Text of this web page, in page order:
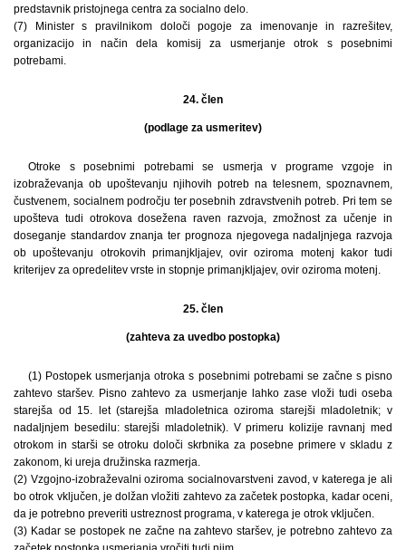
predstavnik pristojnega centra za socialno delo.
(7) Minister s pravilnikom določi pogoje za imenovanje in razrešitev,
organizacijo in način dela komisij za usmerjanje otrok s posebnimi
potrebami.
24. člen
(podlage za usmeritev)
Otroke s posebnimi potrebami se usmerja v programe vzgoje in
izobraževanja ob upoštevanju njihovih potreb na telesnem, spoznavnem,
čustvenem, socialnem področju ter posebnih zdravstvenih potreb. Pri tem se
upošteva tudi otrokova dosežena raven razvoja, zmožnost za učenje in
doseganje standardov znanja ter prognoza njegovega nadaljnjega razvoja
ob upoštevanju otrokovih primanjkljajev, ovir oziroma motenj kakor tudi
kriterijev za opredelitev vrste in stopnje primanjkljajev, ovir oziroma motenj.
25. člen
(zahteva za uvedbo postopka)
(1) Postopek usmerjanja otroka s posebnimi potrebami se začne s pisno
zahtevo staršev. Pisno zahtevo za usmerjanje lahko zase vloži tudi oseba
starejša od 15. let (starejša mladoletnica oziroma starejši mladoletnik; v
nadaljnjem besedilu: starejši mladoletnik). V primeru kolizije ravnanj med
otrokom in starši se otroku določi skrbnika za posebne primere v skladu z
zakonom, ki ureja družinska razmerja.
(2) Vzgojno-izobraževalni oziroma socialnovarstveni zavod, v katerega je ali
bo otrok vključen, je dolžan vložiti zahtevo za začetek postopka, kadar oceni,
da je potrebno preveriti ustreznost programa, v katerega je otrok vključen.
(3) Kadar se postopek ne začne na zahtevo staršev, je potrebno zahtevo za